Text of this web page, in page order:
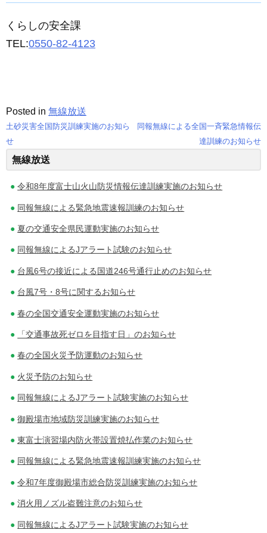
くらしの安全課
TEL:0550-82-4123
Posted in 無線放送
投
稿
ナ
ビ
ゲ
ー
シ
ョ
土砂災害全国防災訓練実施のお知ら
せ
同報無線による全国一斉緊急情報伝
達訓練のお知らせ
無線放送
令和8年度富士山火山防災情報伝達訓練実施のお知らせ
同報無線による緊急地震速報訓練のお知らせ
夏の交通安全県民運動実施のお知らせ
同報無線によるJアラート試験のお知らせ
台風6号の接近による国道246号通行止めのお知らせ
台風7号・8号に関するお知らせ
春の全国交通安全運動実施のお知らせ
「交通事故死ゼロを目指す日」のお知らせ
春の全国火災予防運動のお知らせ
火災予防のお知らせ
同報無線によるJアラート試験実施のお知らせ
御殿場市地域防災訓練実施のお知らせ
東富士演習場内防火帯設置焼払作業のお知らせ
同報無線による緊急地震速報訓練実施のお知らせ
令和7年度御殿場市総合防災訓練実施のお知らせ
消火用ノズル盗難注意のお知らせ
同報無線によるJアラート試験実施のお知らせ